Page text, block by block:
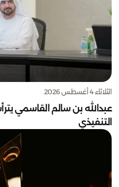
الثلاثاء 4 أغسطس 2026
عبدالله بن سالم القاسمي
التنفيذي